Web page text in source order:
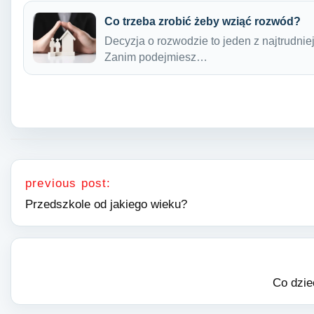
Co trzeba zrobić żeby wziąć rozwód?
Decyzja o rozwodzie to jeden z
Zanim podejmiesz…
Nawigacja wpisu
previous post:
Przedszkole od jakiego wieku?
Co